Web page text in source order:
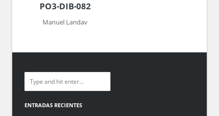
PO3-DIB-082
Manuel Landav
ENTRADAS RECIENTES